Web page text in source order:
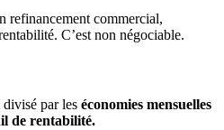
refinancement commercial,
C’est non négociable.
divisé par les économies mensuelles
de rentabilité.